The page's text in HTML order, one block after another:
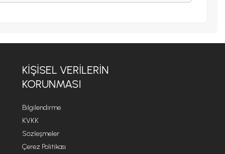
KIŞISEL VERILERIN
KORUNMASI
Bilgilendirme
KVKK
Sözleşmeler
Çerez Politikası